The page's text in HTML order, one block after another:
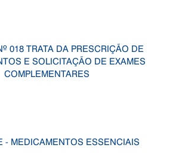
018 TRATA DA PRESCRIÇÃO DE
E SOLICITAÇÃO DE EXAMES
COMPLEMENTARES